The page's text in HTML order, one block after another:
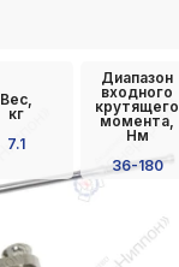
Вес,
кг
7.1
Диапазон
входного
крутящего
момента,
Нм
36-180